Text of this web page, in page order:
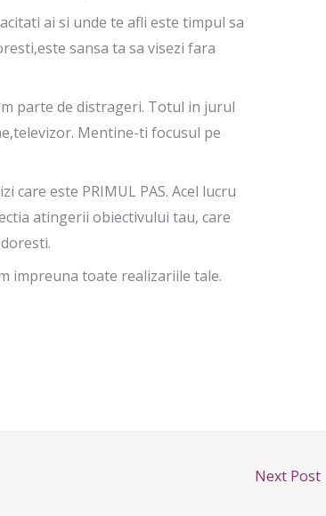
ai si unde te afli este timpul sa
sansa ta sa visezi fara
parte de distrageri. Totul in jurul
Mentine-ti focusul pe
care este PRIMUL PAS. Acel lucru
atingerii obiectivului tau, care
impreuna toate realizariile tale.
Next Post